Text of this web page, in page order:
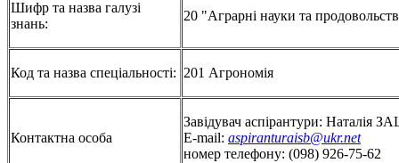
Шифр та назва галузі
знань:
20 "Аграрні науки та
Код та назва спеціальності: 201 Агрономія
Контактна особа
Завідувач аспірантури:
E-mail: aspiranturaisb@ukr.net
номер телефону: (098) 926-75-62